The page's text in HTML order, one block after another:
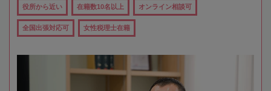
役所から近い 在籍数10名以上 オンライン相談可
全国出張対応可 女性税理士在籍